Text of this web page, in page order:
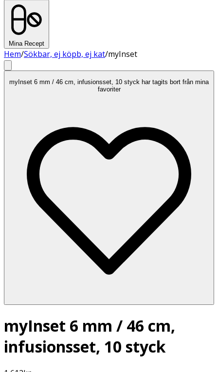
Mina Recept
Hem/Sökbar, ej köpb, ej kat/myInset
myInset 6 mm / 46 cm, infusionsset, 10 styck har tagits bort från mina
favoriter
myInset 6 mm / 46 cm,
infusionsset, 10 styck